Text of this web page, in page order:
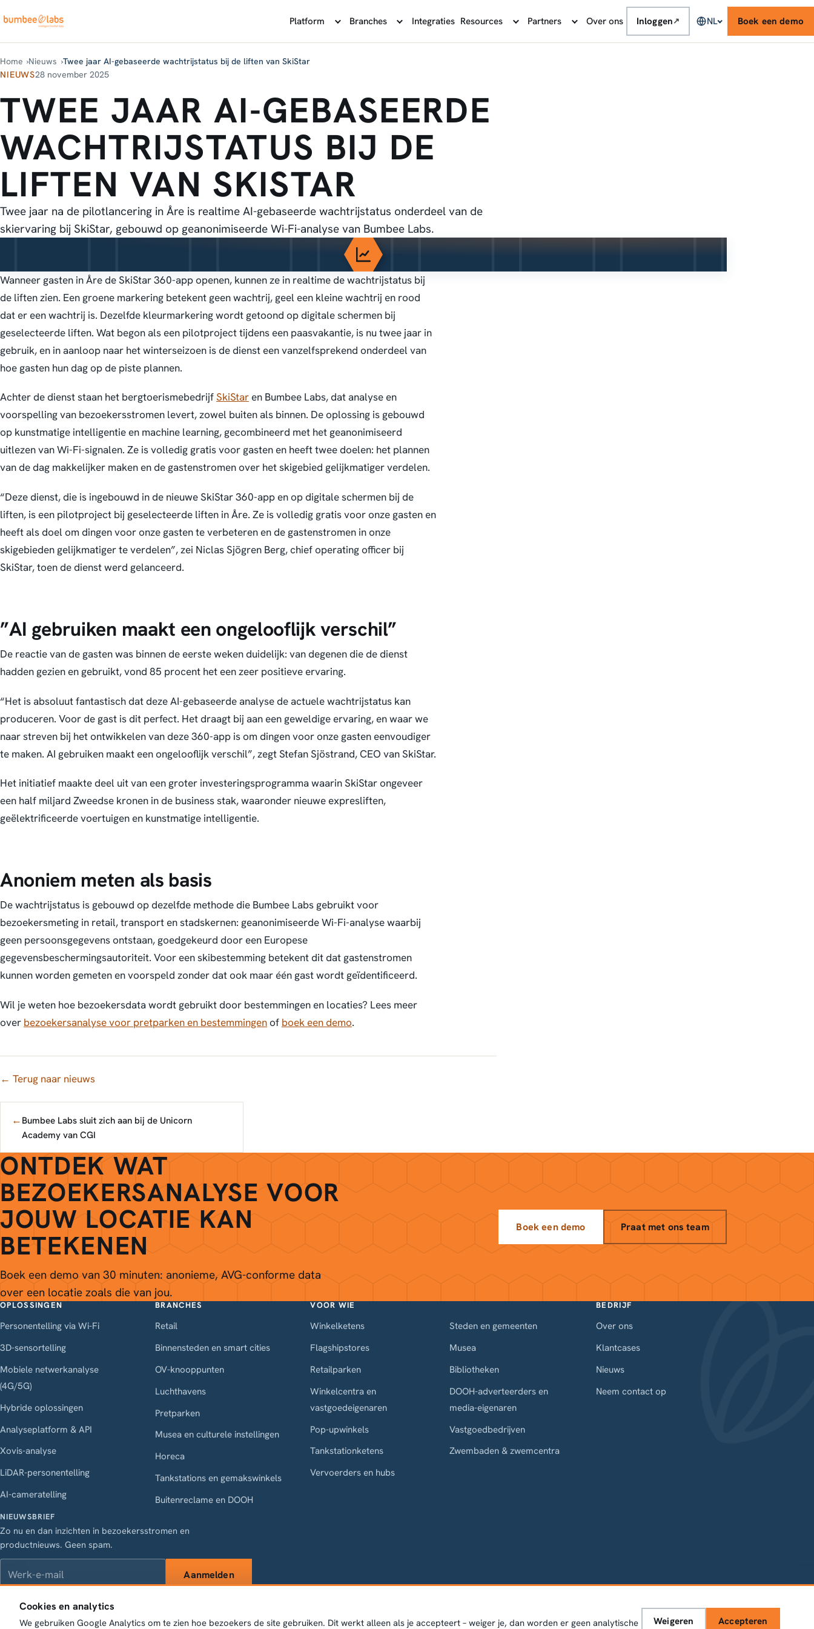
Platform Branches Integraties Resources Partners Over ons Inloggen↗ NL Boek een demo
Home Nieuws Twee jaar AI-gebaseerde wachtrijstatus bij de liften van SkiStar
NIEUWS28 november 2025
TWEE JAAR AI-GEBASEERDE
WACHTRIJSTATUS BIJ DE
LIFTEN VAN SKISTAR
Twee jaar na de pilotlancering in Åre is realtime AI-gebaseerde wachtrijstatus onderdeel van de
skiervaring bij SkiStar, gebouwd op geanonimiseerde Wi-Fi-analyse van Bumbee Labs.
Wanneer gasten in Åre de SkiStar 360-app openen, kunnen ze in realtime de wachtrijstatus bij
de liften zien. Een groene markering betekent geen wachtrij, geel een kleine wachtrij en rood
dat er een wachtrij is. Dezelfde kleurmarkering wordt getoond op digitale schermen bij
geselecteerde liften. Wat begon als een pilotproject tijdens een paasvakantie, is nu twee jaar in
gebruik, en in aanloop naar het winterseizoen is de dienst een vanzelfsprekend onderdeel van
hoe gasten hun dag op de piste plannen.
Achter de dienst staan het bergtoerismebedrijf SkiStaren Bumbee Labs, dat analyse en
voorspelling van bezoekersstromen levert, zowel buiten als binnen. De oplossing is gebouwd
op kunstmatige intelligentie en machine learning, gecombineerd met het geanonimiseerd
uitlezen van Wi-Fi-signalen. Ze is volledig gratis voor gasten en heeft twee doelen: het plannen
van de dag makkelijker maken en de gastenstromen over het skigebied gelijkmatiger verdelen.
“Deze dienst, die is ingebouwd in de nieuwe SkiStar 360-app en op digitale schermen bij de
liften, is een pilotproject bij geselecteerde liften in Åre. Ze is volledig gratis voor onze gasten en
heeft als doel om dingen voor onze gasten te verbeteren en de gastenstromen in onze
skigebieden gelijkmatiger te verdelen”, zei Niclas Sjögren Berg, chief operating officer bij
SkiStar, toen de dienst werd gelanceerd.
”AI gebruiken maakt een ongelooflijk verschil”
De reactie van de gasten was binnen de eerste weken duidelijk: van degenen die de dienst
hadden gezien en gebruikt, vond 85 procent het een zeer positieve ervaring.
“Het is absoluut fantastisch dat deze AI-gebaseerde analyse de actuele wachtrijstatus kan
produceren. Voor de gast is dit perfect. Het draagt bij aan een geweldige ervaring, en waar we
naar streven bij het ontwikkelen van deze 360-app is om dingen voor onze gasten eenvoudiger
te maken. AI gebruiken maakt een ongelooflijk verschil”, zegt Stefan Sjöstrand, CEO van SkiStar.
Het initiatief maakte deel uit van een groter investeringsprogramma waarin SkiStar ongeveer
een half miljard Zweedse kronen in de business stak, waaronder nieuwe expresliften,
geëlektrificeerde voertuigen en kunstmatige intelligentie.
Anoniem meten als basis
De wachtrijstatus is gebouwd op dezelfde methode die Bumbee Labs gebruikt voor
bezoekersmeting in retail, transport en stadskernen: geanonimiseerde Wi-Fi-analyse waarbij
geen persoonsgegevens ontstaan, goedgekeurd door een Europese
gegevensbeschermingsautoriteit. Voor een skibestemming betekent dit dat gastenstromen
kunnen worden gemeten en voorspeld zonder dat ook maar één gast wordt geïdentificeerd.
Wil je weten hoe bezoekersdata wordt gebruikt door bestemmingen en locaties? Lees meer
over bezoekersanalyse voor pretparken en bestemmingenof boek een demo.
← Terug naar nieuws
← Bumbee Labs sluit zich aan bij de Unicorn
Academy van CGI
ONTDEK WAT
BEZOEKERSANALYSE VOOR
JOUW LOCATIE KAN
BETEKENEN
Boek een demo van 30 minuten: anonieme, AVG-conforme data
over een locatie zoals die van jou.
Boek een demo Praat met ons team
OPLOSSINGEN
Personentelling via Wi-Fi
3D-sensortelling
Mobiele netwerkanalyse
(4G/5G)
Hybride oplossingen
Analyseplatform & API
Xovis-analyse
LiDAR-personentelling
AI-cameratelling
BRANCHES
Retail
Binnensteden en smart cities
OV-knooppunten
Luchthavens
Pretparken
Musea en culturele instellingen
Horeca
Tankstations en gemakswinkels
Buitenreclame en DOOH
VOOR WIE
Winkelketens
Flagshipstores
Retailparken
Winkelcentra en
vastgoedeigenaren
Pop-upwinkels
Tankstationketens
Vervoerders en hubs
Steden en gemeenten
Musea
Bibliotheken
DOOH-adverteerders en
media-eigenaren
Vastgoedbedrijven
Zwembaden & zwemcentra
BEDRIJF
Over ons
Klantcases
Nieuws
Neem contact op
NIEUWSBRIEF
Zo nu en dan inzichten in bezoekersstromen en
productnieuws. Geen spam.
Aanmelden
Cookies en analytics
We gebruiken Google Analytics om te zien hoe bezoekers de site gebruiken. Dit werkt alleen als je accepteert – weiger je, dan worden er geen analytische Weigeren Accepteren